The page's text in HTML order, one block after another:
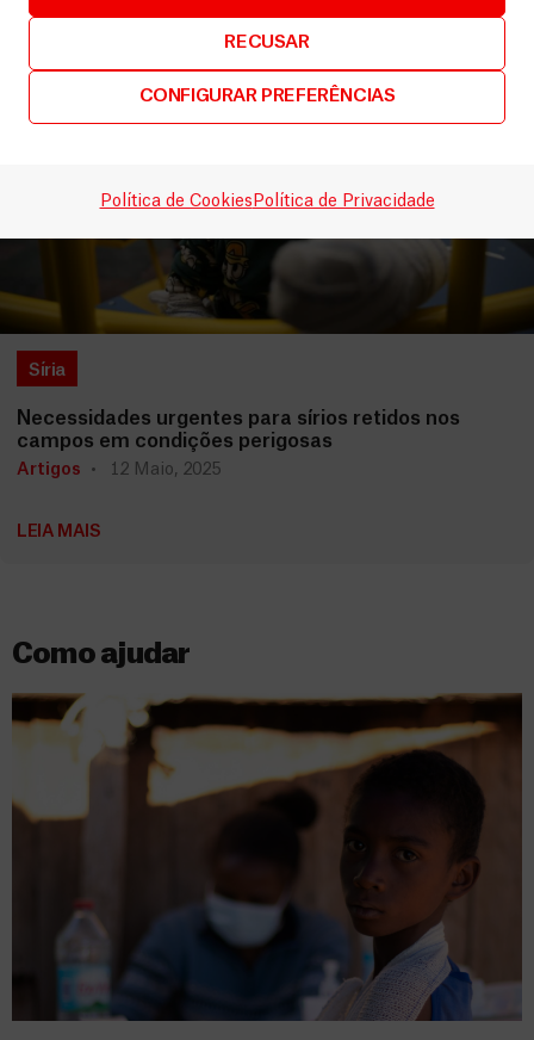
RECUSAR
CONFIGURAR PREFERÊNCIAS
Política de Cookies Política de Privacidade
Síria
Necessidades urgentes para sírios retidos nos
campos em condições perigosas
Artigos 12 Maio, 2025
LEIA MAIS
Como ajudar